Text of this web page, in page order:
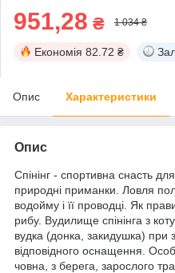
951,28 ₴ 1 034 ₴
Економія 82.72 ₴
Опис Характеристики
Опис
Спінінг - спортивна снасть
природні приманки. Ловля
водойму і її проводці. Як
рибу. Вудилище спінінга з
вудка (донка, закидушка) при
відповідного оснащення .
човна, з берега, зарослого